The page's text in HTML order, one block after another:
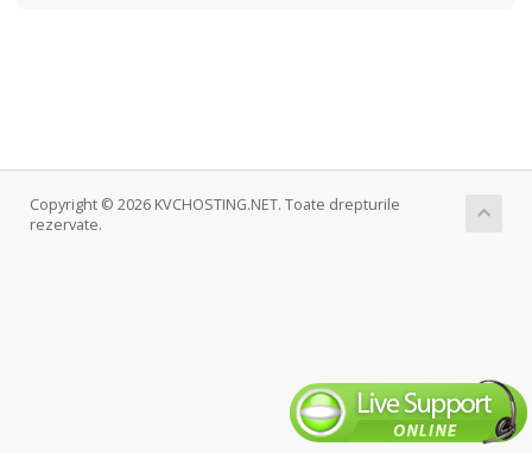
Copyright © 2026 KVCHOSTING.NET. Toate drepturile
rezervate.